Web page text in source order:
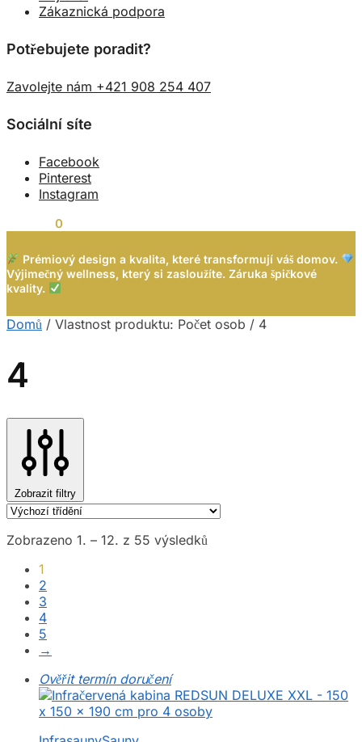
Zákaznická podpora
Potřebujete poradit?
Zavolejte nám +421 908 254 407
Sociální síte
Facebook
Pinterest
Instagram
0
Prémiový design a kvalita, které transformují váš domov.
Výjimečný wellness, který si zasloužíte. Záruka špičkové
kvality.
Domů / Vlastnost produktu: Počet osob / 4
4
Zobrazit filtry
Zobrazeno 1. – 12. z 55 výsledků
1
2
3
4
5
→
Ověřit termín doručení